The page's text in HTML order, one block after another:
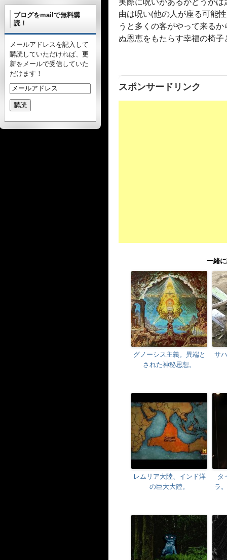
由は呪い(他の人が座る可能
うと多くの客がやって来る
ぬ恩恵をもたらす幸福の椅
スポンサードリンク
一緒
グノーシス主義。異端と
された神秘思想。
サ
レムリア大陸、インド洋
の巨大大陸。
タ
ラ
ブログをmailで無料購
読！
メールアドレスを記入して
購読していただければ、更
新をメールで受信していた
だけます！